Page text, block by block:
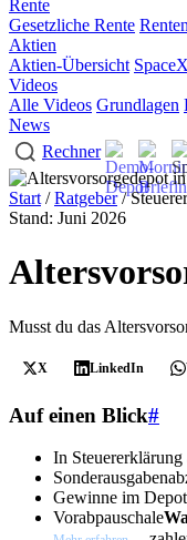
Rente
Gesetzliche Rente
Aktien
Aktien-Übersicht
Videos
Alle Videos Grundlagen
News
Rechner
Start /Ratgeber/
Stand: Juni 2026
Musst du das
X LinkedIn
Auf einen Blick#
In Steuererklärung
Gewinne im
Vorabpauschale